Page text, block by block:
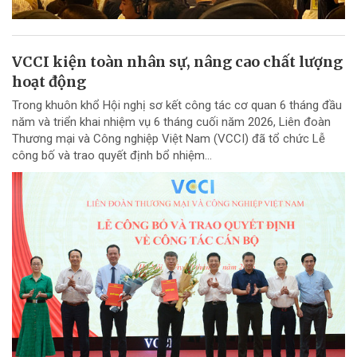
VCCI kiện toàn nhân sự, nâng cao chất lượng
hoạt động
Trong khuôn khổ Hội nghị sơ kết công tác cơ quan 6 tháng đầu
năm và triển khai nhiệm vụ 6 tháng cuối năm 2026, Liên đoàn
Thương mại và Công nghiệp Việt Nam (VCCI) đã tổ chức Lễ
công bố và trao quyết định bổ nhiệm...